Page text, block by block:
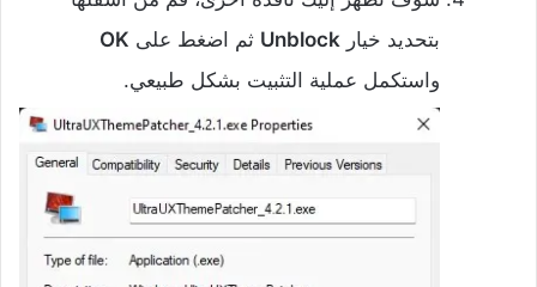
بتحديد خيار Unblock ثم اضغط على OK
واستكمل عملية التثبيت بشكل طبيعي.